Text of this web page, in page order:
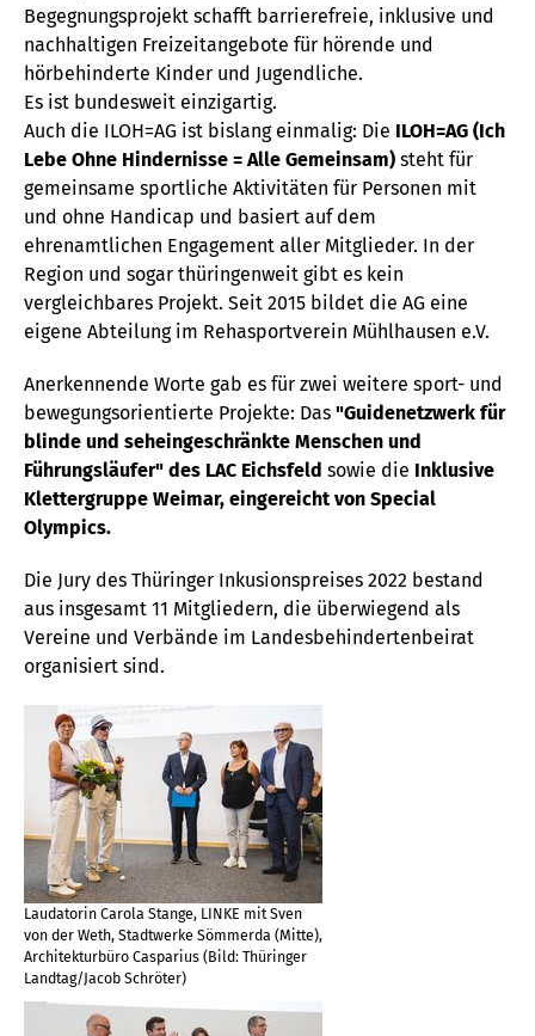
Begegnungsprojekt schafft barrierefreie, inklusive und
nachhaltigen Freizeitangebote für hörende und
hörbehinderte Kinder und Jugendliche.
Es ist bundesweit einzigartig.
Auch die ILOH=AG ist bislang einmalig: Die ILOH=AG (Ich
Lebe Ohne Hindernisse = Alle Gemeinsam) steht für
gemeinsame sportliche Aktivitäten für Personen mit
und ohne Handicap und basiert auf dem
ehrenamtlichen Engagement aller Mitglieder. In der
Region und sogar thüringenweit gibt es kein
vergleichbares Projekt. Seit 2015 bildet die AG eine
eigene Abteilung im Rehasportverein Mühlhausen e.V.
Anerkennende Worte gab es für zwei weitere sport- und
bewegungsorientierte Projekte: Das "Guidenetzwerk für
blinde und seheingeschränkte Menschen und
Führungsläufer" des LAC Eichsfeld sowie die Inklusive
Klettergruppe Weimar, eingereicht von Special
Olympics.
Die Jury des Thüringer Inkusionspreises 2022 bestand
aus insgesamt 11 Mitgliedern, die überwiegend als
Vereine und Verbände im Landesbehindertenbeirat
organisiert sind.
Laudatorin Carola Stange, LINKE mit Sven
von der Weth, Stadtwerke Sömmerda (Mitte),
Architekturbüro Casparius (Bild: Thüringer
Landtag/Jacob Schröter)